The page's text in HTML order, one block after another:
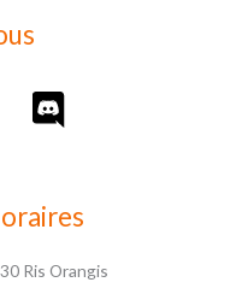
Ris Orangis